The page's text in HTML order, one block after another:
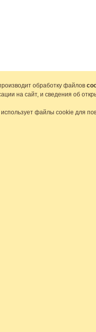
обработку файлов
на сайт, и сведения об
файлы cookie для